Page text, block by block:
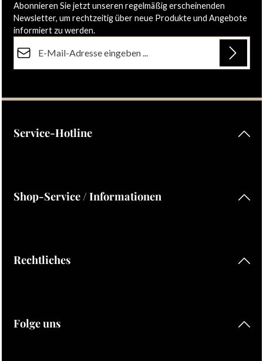
Abonnieren Sie jetzt unseren regelmäßig erscheinenden
Newsletter, um rechtzeitig über neue Produkte und Angebote
informiert zu werden.
Ich habe dieDatenschutzbestimmungenzur Kenntnis
Service-Hotline
Shop-Service / Informationen
Rechtliches
Folge uns